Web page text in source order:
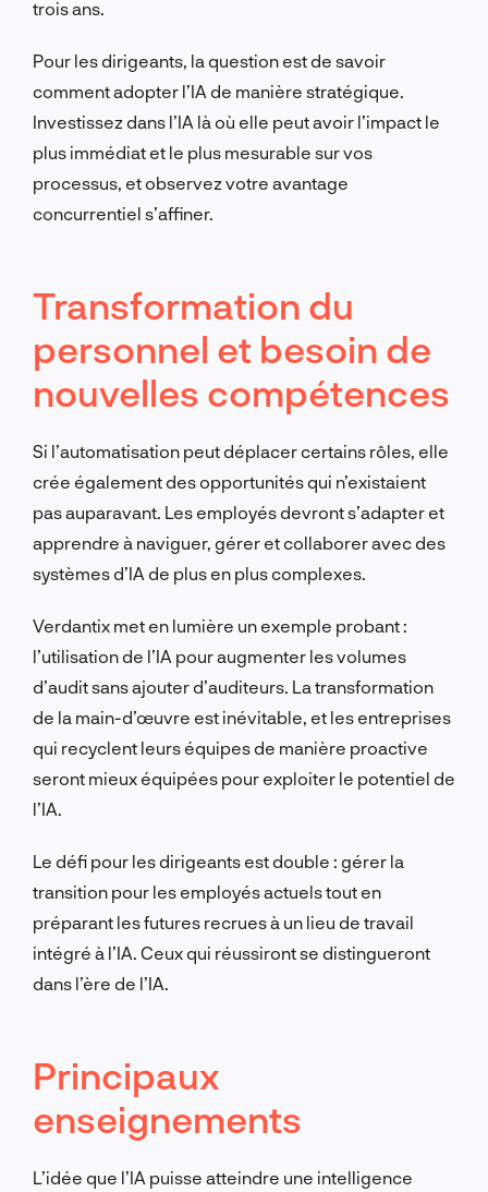
trois ans.
Pour les dirigeants, la question est de savoir
comment adopter l’IA de manière stratégique.
Investissez dans l’IA là où elle peut avoir l’impact le
plus immédiat et le plus mesurable sur vos
processus, et observez votre avantage
concurrentiel s’affiner.
Transformation du
personnel et besoin de
nouvelles compétences
Si l’automatisation peut déplacer certains rôles, elle
crée également des opportunités qui n’existaient
pas auparavant. Les employés devront s’adapter et
apprendre à naviguer, gérer et collaborer avec des
systèmes d’IA de plus en plus complexes.
Verdantix met en lumière un exemple probant :
l’utilisation de l’IA pour augmenter les volumes
d’audit sans ajouter d’auditeurs. La transformation
de la main-d’œuvre est inévitable, et les entreprises
qui recyclent leurs équipes de manière proactive
seront mieux équipées pour exploiter le potentiel de
l’IA.
Le défi pour les dirigeants est double : gérer la
transition pour les employés actuels tout en
préparant les futures recrues à un lieu de travail
intégré à l’IA. Ceux qui réussiront se distingueront
dans l’ère de l’IA.
Principaux
enseignements
L’idée que l’IA puisse atteindre une intelligence